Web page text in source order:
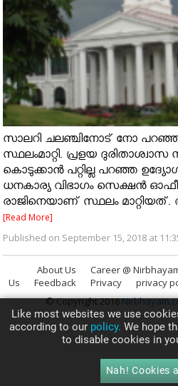
സാലറി ചലഞ്ചിനോട് നോ
സ്ഥലംമാറ്റി. പ്രളയ ദുരിതാശ്വാസ
കൊടുക്കാൻ പറ്റില്ല പറഞ്ഞ
ധനകാര്യ വിഭാഗം സെക്ഷന്‍
രാജിനെയാണ് സ്ഥലം മാറ്റിയത്.
[Read More]
Published on September 15, 2018 at
About Us Career @
Us
Feedback Privacy privacy
© Copyright 2018
Like most websites we use
according to our policy. We hope
to disable cookies in
Nah! Cookies